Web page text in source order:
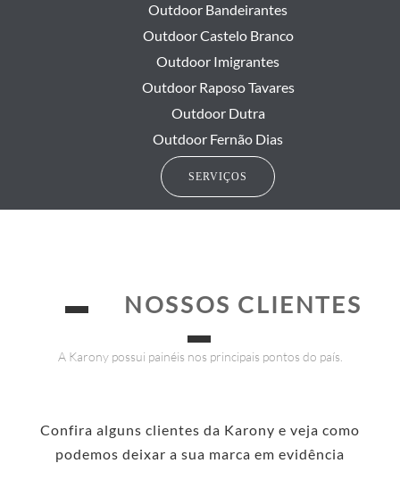
Outdoor Bandeirantes
Outdoor Castelo Branco
Outdoor Imigrantes
Outdoor Raposo Tavares
Outdoor Dutra
Outdoor Fernão Dias
SERVIÇOS
▬
NOSSOS CLIENTES
▬
A Karony possui painéis nos principais pontos do país.
Confira alguns clientes da Karony e veja como
podemos deixar a sua marca em evidência